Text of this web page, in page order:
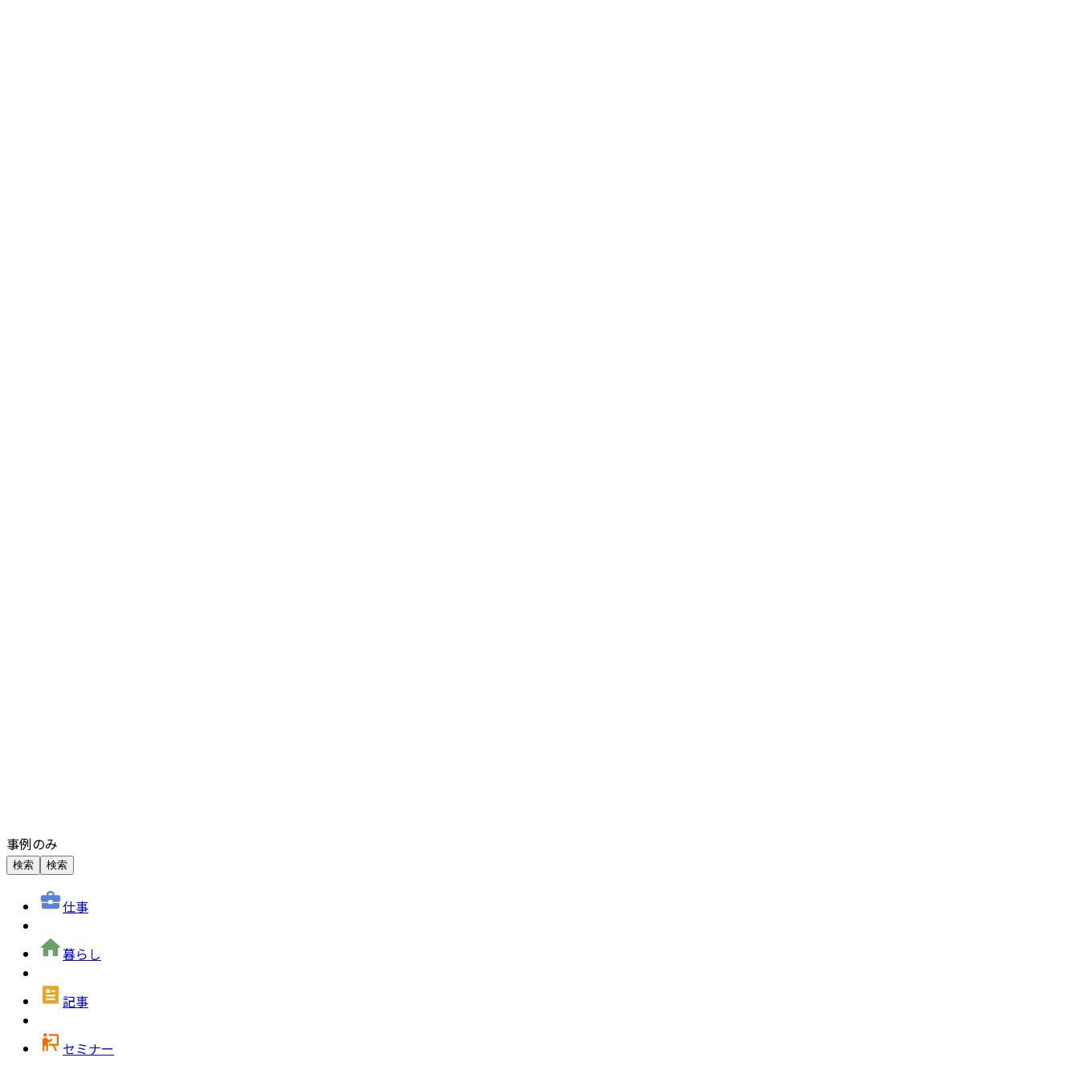
事例のみ
検索 検索
仕事
暮らし
記事
セミナー